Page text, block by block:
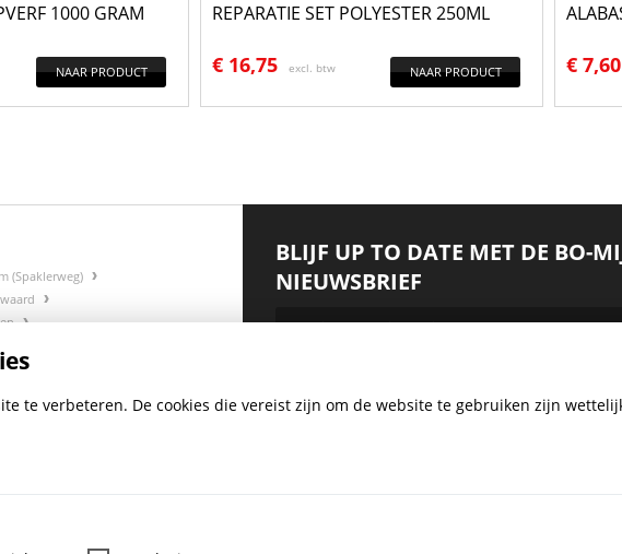
1000 GRAM
NAAR PRODUCT
REPARATIE SET POLYESTER 250ML
€ 16,75 excl. btw NAAR PRODUCT € 7,60
(Spaklerweg)
BLIJF UP TO DATE MET DE BO-
NIEUWSBRIEF
MEDIA
te verbeteren. De cookies die vereist zijn om de website te gebruiken zijn